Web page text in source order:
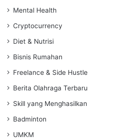
Mental Health
Cryptocurrency
Diet & Nutrisi
Bisnis Rumahan
Freelance & Side Hustle
Berita Olahraga Terbaru
Skill yang Menghasilkan
Badminton
UMKM